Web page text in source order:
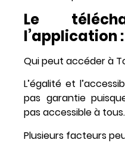
Le
l’application :
Qui peut accéder à
L’égalité et
pas garantie
pas accessible à tous.
Plusieurs facteurs